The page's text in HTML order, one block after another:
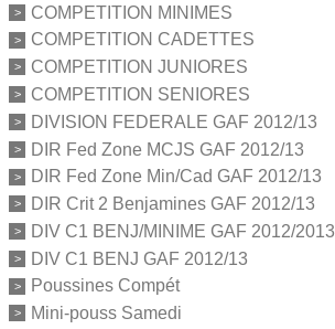
COMPETITION MINIMES
COMPETITION CADETTES
COMPETITION JUNIORES
COMPETITION SENIORES
DIVISION FEDERALE GAF 2012/13
DIR Fed Zone MCJS GAF 2012/13
DIR Fed Zone Min/Cad GAF 2012/13
DIR Crit 2 Benjamines GAF 2012/13
DIV C1 BENJ/MINIME GAF 2012/2013
DIV C1 BENJ GAF 2012/13
Poussines Compét
Mini-pouss Samedi